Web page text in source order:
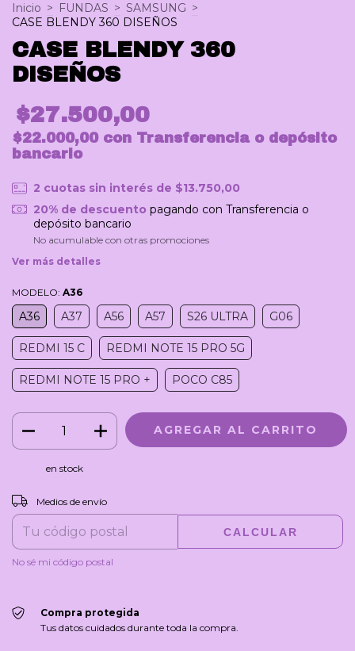
Inicio > FUNDAS > SAMSUNG >
CASE BLENDY 360 DISEÑOS
CASE BLENDY 360
DISEÑOS
$27.500,00
$22.000,00 con Transferencia o depósito
bancario
2 cuotas sin interés de $13.750,00
20% de descuento pagando con Transferencia o
depósito bancario
No acumulable con otras promociones
Ver más detalles
MODELO: A36
A36 A37 A56 A57 S26 ULTRA G06
REDMI 15 C REDMI NOTE 15 PRO 5G
REDMI NOTE 15 PRO + POCO C85
en stock
Entregas para el CP:
Medios de envío
CALCULAR
No sé mi código postal
Compra protegida
Tus datos cuidados durante toda la compra.